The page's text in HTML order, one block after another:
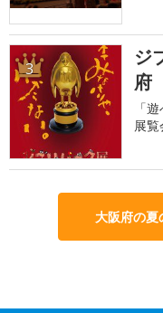
3
ジ
府
「
展覧
大阪府の